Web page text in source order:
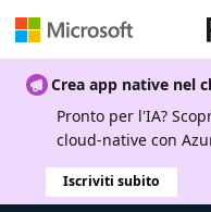
Crea app native nel
Pronto per l'IA?
cloud-native con
Iscriviti subito